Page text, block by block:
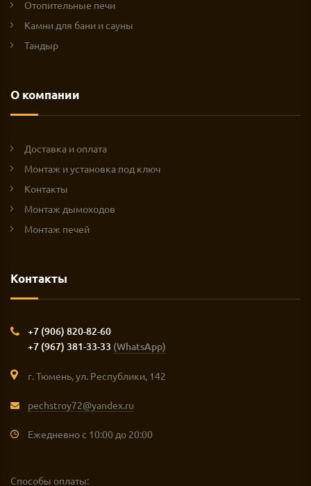
Отопительные печи
Камни для бани и сауны
Тандыр
О компании
Доставка и оплата
Монтаж и установка под ключ
Контакты
Монтаж дымоходов
Монтаж печей
Контакты
+7 (906) 820-82-60
+7 (967) 381-33-33 (WhatsApp)
г. Тюмень, ул. Республики, 142
pechstroy72@yandex.ru
Ежедневно с 10:00 до 20:00
Способы оплаты: